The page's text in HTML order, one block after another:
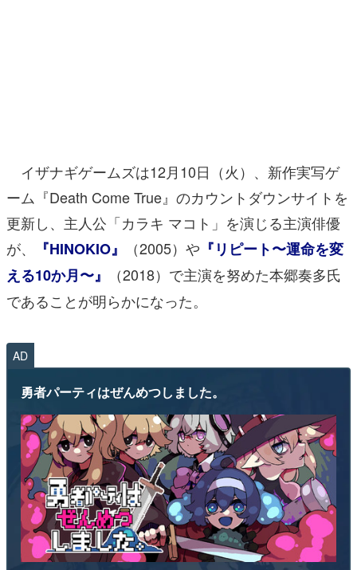
アプリレビュー
その他
電ファミニコゲーマーとは？
運営：株式会社マレ
イザナギゲームズは12月10日（火）、新作実写ゲ
ーム『Death Come True』のカウントダウンサイトを
更新し、主人公「カラキ マコト」を演じる主演俳優
が、
『HINOKIO』 （2005）や 『リピート〜運命を変
える10か月〜』
（2018）で主演を努めた本郷奏多氏
であることが明らかになった。
AD
勇者パーティはぜんめつしました。